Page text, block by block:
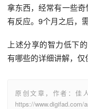
拿东西，经常有一些
有反应。9个月之后，
上述分享的智力低下
有哪些的详细讲解，仅
原创文章，作者：佳
https://www.digifad.com/